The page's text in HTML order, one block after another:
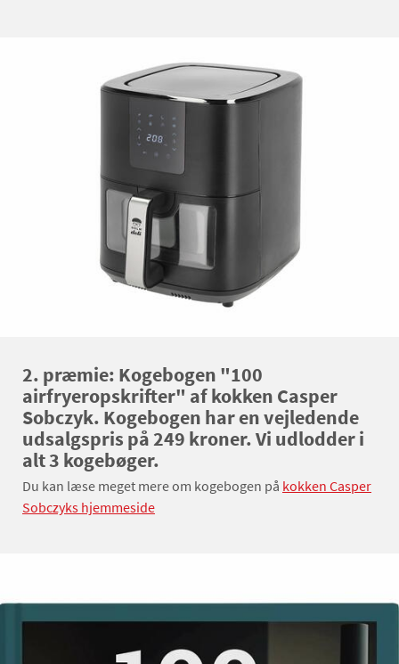
2. præmie: Kogebogen "100
airfryeropskrifter" af kokken Casper
Sobczyk. Kogebogen har en vejledende
udsalgspris på 249 kroner. Vi udlodder i
alt 3 kogebøger.
Du kan læse meget mere om kogebogen på kokken Casper
Sobczyks hjemmeside